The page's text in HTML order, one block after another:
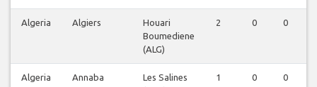
Algeria Algiers
Houari
Boumediene
(ALG)
2 0 0
Algeria Annaba
Les Salines
1 0 0